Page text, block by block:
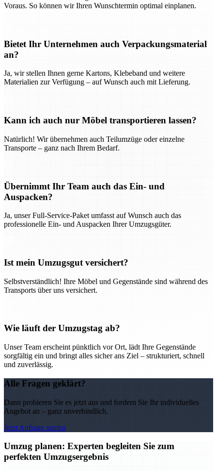
Voraus. So können wir Ihren Wunschtermin optimal einplanen.
Bietet Ihr Unternehmen auch Verpackungsmaterial
an?
Ja, wir stellen Ihnen gerne Kartons, Klebeband und weitere
Materialien zur Verfügung – auf Wunsch auch mit Lieferung.
Kann ich auch nur Möbel transportieren lassen?
Natürlich! Wir übernehmen auch Teilumzüge oder einzelne
Transporte – ganz nach Ihrem Bedarf.
Übernimmt Ihr Team auch das Ein- und
Auspacken?
Ja, unser Full-Service-Paket umfasst auf Wunsch auch das
professionelle Ein- und Auspacken Ihrer Umzugsgüter.
Ist mein Umzugsgut versichert?
Selbstverständlich! Ihre Möbel und Gegenstände sind während des
Transports über uns versichert.
Wie läuft der Umzugstag ab?
Unser Team erscheint pünktlich vor Ort, lädt Ihre Gegenstände
sorgfältig ein und bringt alles sicher ans Ziel – strukturiert, schnell
und zuverlässig.
Alle Fragen geklärt?
Dann probieren Sie es jetzt aus und fordern Sie Ihr individuelles
Angebot an – ganz unverbindlich.
Jetzt Anfrage starten
Umzug planen: Experten begleiten Sie zum
perfekten Umzugsergebnis